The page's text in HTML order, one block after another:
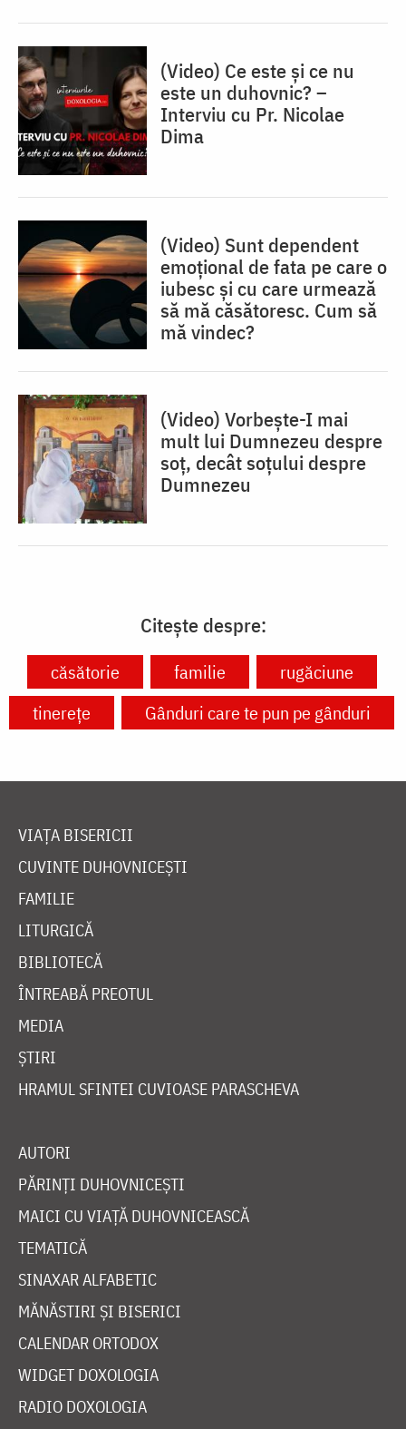
(Video) Ce este și ce nu
este un duhovnic? –
Interviu cu Pr. Nicolae
Dima
(Video) Sunt dependent
emoțional de fata pe care o
iubesc și cu care urmează
să mă căsătoresc. Cum să
mă vindec?
(Video) Vorbește-I mai
mult lui Dumnezeu despre
soț, decât soțului despre
Dumnezeu
Citește despre:
căsătorie familie
rugăciune
tinerețe
Gânduri care te pun pe gânduri
VIAȚA BISERICII
CUVINTE DUHOVNICEȘTI
FAMILIE
LITURGICĂ
BIBLIOTECĂ
ÎNTREABĂ PREOTUL
MEDIA
ȘTIRI
HRAMUL SFINTEI CUVIOASE PARASCHEVA
AUTORI
PĂRINȚI DUHOVNICEȘTI
MAICI CU VIAȚĂ DUHOVNICEASCĂ
TEMATICĂ
SINAXAR ALFABETIC
MĂNĂSTIRI ȘI BISERICI
CALENDAR ORTODOX
WIDGET DOXOLOGIA
RADIO DOXOLOGIA